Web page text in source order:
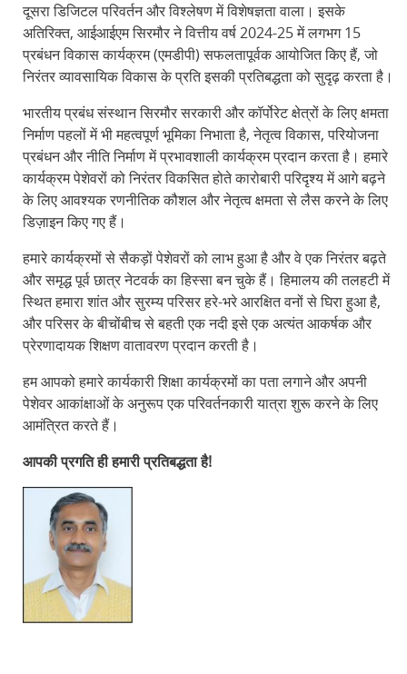
दूसरा डिजिटल परिवर्तन और विश्लेषण में विशेषज्ञता वाला। इसके
अतिरिक्त, आईआईएम सिरमौर ने वित्तीय वर्ष 2024-25 में लगभग 15
प्रबंधन विकास कार्यक्रम (एमडीपी) सफलतापूर्वक आयोजित किए हैं, जो
निरंतर व्यावसायिक विकास के प्रति इसकी प्रतिबद्धता को सुदृढ़ करता है।
भारतीय प्रबंध संस्थान सिरमौर सरकारी और कॉर्पोरेट क्षेत्रों के लिए क्षमता
निर्माण पहलों में भी महत्वपूर्ण भूमिका निभाता है, नेतृत्व विकास, परियोजना
प्रबंधन और नीति निर्माण में प्रभावशाली कार्यक्रम प्रदान करता है। हमारे
कार्यक्रम पेशेवरों को निरंतर विकसित होते कारोबारी परिदृश्य में आगे बढ़ने
के लिए आवश्यक रणनीतिक कौशल और नेतृत्व क्षमता से लैस करने के लिए
डिज़ाइन किए गए हैं।
हमारे कार्यक्रमों से सैकड़ों पेशेवरों को लाभ हुआ है और वे एक निरंतर बढ़ते
और समृद्ध पूर्व छात्र नेटवर्क का हिस्सा बन चुके हैं। हिमालय की तलहटी में
स्थित हमारा शांत और सुरम्य परिसर हरे-भरे आरक्षित वनों से घिरा हुआ है,
और परिसर के बीचोंबीच से बहती एक नदी इसे एक अत्यंत आकर्षक और
प्रेरणादायक शिक्षण वातावरण प्रदान करती है।
हम आपको हमारे कार्यकारी शिक्षा कार्यक्रमों का पता लगाने और अपनी
पेशेवर आकांक्षाओं के अनुरूप एक परिवर्तनकारी यात्रा शुरू करने के लिए
आमंत्रित करते हैं।
आपकी प्रगति ही हमारी प्रतिबद्धता है!